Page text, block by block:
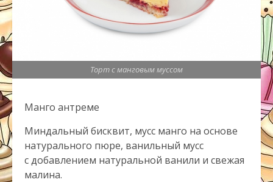
Торт с манговым муссом
Манго антреме
Миндальный бисквит, мусс манго на основе
натурального пюре, ванильный мусс
с добавлением натуральной ванили и свежая
малина.